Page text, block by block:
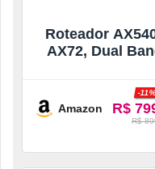
Roteador
AX72, Dual
Cobertura,
Amazon R$
-11%
R$